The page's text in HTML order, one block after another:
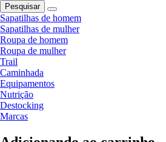
Pesquisar
Sapatilhas de homem
Sapatilhas de mulher
Roupa de homem
Roupa de mulher
Trail
Caminhada
Equipamentos
Nutrição
Destocking
Marcas